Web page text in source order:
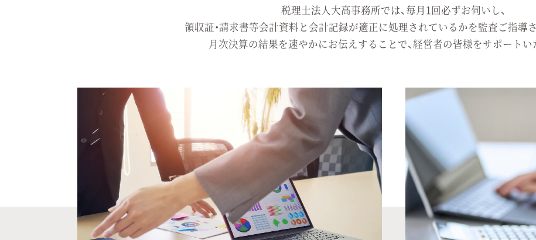
税理士法人大高事務所では、毎月1回必ずお伺いし、
領収証・請求書等会計資料と会計記録が適正に処理されているかを監査ご指導
月次決算の結果を速やかにお伝えすることで、経営者の皆様をサポートい